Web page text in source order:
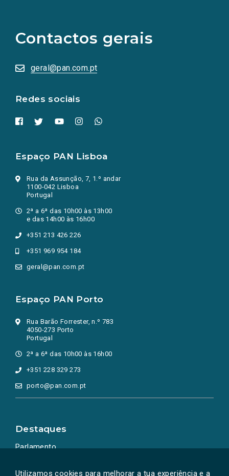
Utilizamos cookies para melhorar a tua experiência e a
Contactos gerais
geral@pan.com.pt
Redes sociais
redes
sociais
numa
nova
Espaço PAN Lisboa
Rua da Assunção, 7, 1.º andar
1100-042 Lisboa
Portugal
2ª a 6ª das 10h00 às 13h00
e das 14h00 às 16h00
+351 213 426 226
+351 969 954 184
geral@pan.com.pt
Espaço PAN Porto
Rua Barão Forrester, n.º 783
4050-273 Porto
Portugal
2ª a 6ª das 10h00 às 16h00
+351 228 329 273
porto@pan.com.pt
Destaques
Parlamento